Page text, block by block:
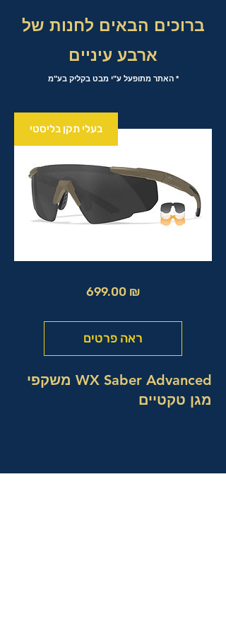
ברוכים הבאים לחנות של
ארבע עיניים
* האתר מתופעל ע"י מבט בקליק בע"מ
בעלי תקן בליסטי
699.00 ₪מחיר
ראה פרטים
WX Saber Advanced משקפי
מגן טקטיים